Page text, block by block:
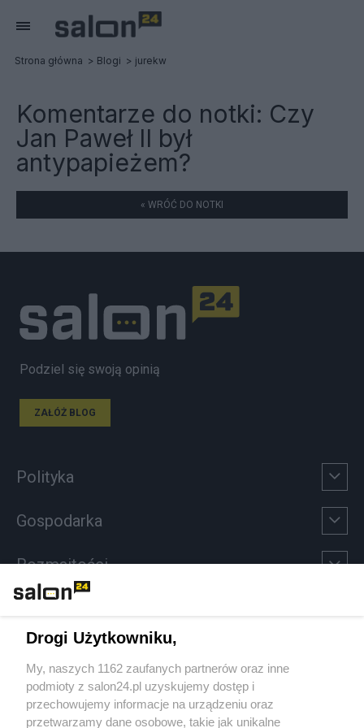
Strona główna Blogi jurekw
Komentarze do notki: Czy
Jan Paweł II był
antypapieżem?
« WRÓĆ DO NOTKI
Podziel się swoją opinią
ZAŁÓŻ BLOG
Polityka
Gospodarka
Rozmaitości
Sport
Społeczeństwo
Drogi Użytkowniku,
My, naszych 1162 zaufanych partnerów oraz inne
podmioty z salon24.pl uzyskujemy dostęp i
przechowujemy informacje na urządzeniu oraz
przetwarzamy dane osobowe, takie jak unikalne